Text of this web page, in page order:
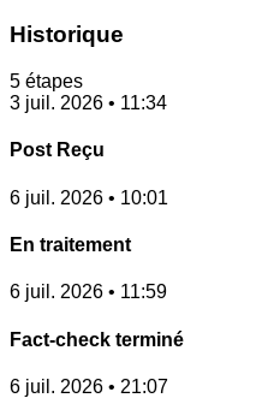
Historique
5 étapes
3 juil. 2026 • 11:34
Post Reçu
6 juil. 2026 • 10:01
En traitement
6 juil. 2026 • 11:59
Fact-check terminé
6 juil. 2026 • 21:07